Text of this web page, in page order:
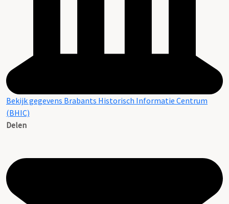
Bekijk gegevens Brabants Historisch Informatie Centrum
(BHIC)
Delen